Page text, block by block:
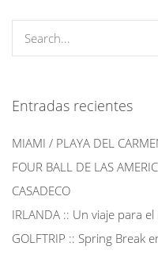
Entradas recientes
MIAMI / PLAYA DEL
FOUR BALL DE LAS
CASADECO
IRLANDA :: Un viaje para
GOLFTRIP :: Spring Break